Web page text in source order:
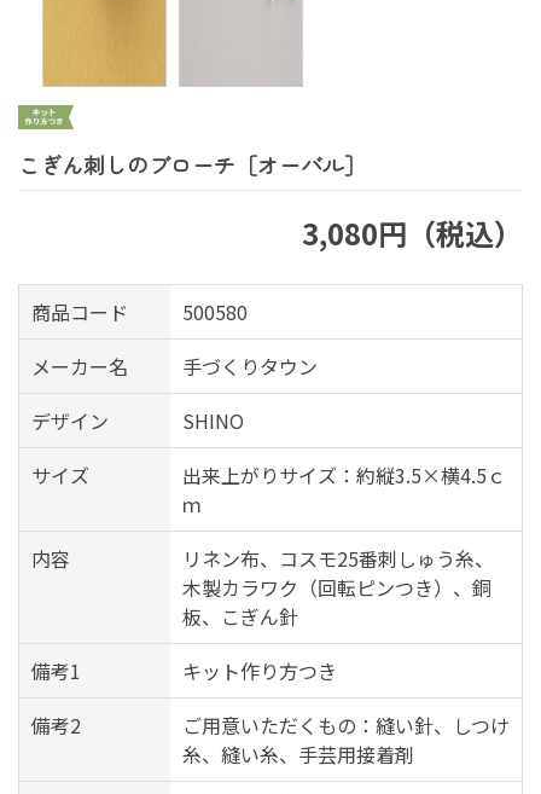
こぎん刺しのブローチ［オーバル］
3,080円（税込）
商品コード
500580
メーカー名
手づくりタウン
デザイン
SHINO
サイズ
出来上がりサイズ：約縦3.5×横4.5ｃ
ｍ
内容
リネン布、コスモ25番刺しゅう糸、
木製カラワク（回転ピンつき）、銅
板、こぎん針
備考1
キット作り方つき
備考2
ご用意いただくもの：縫い針、しつけ
糸、縫い糸、手芸用接着剤